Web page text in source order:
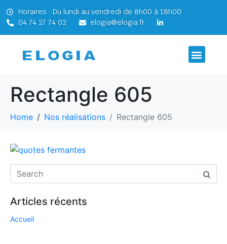
Horaires : Du lundi au vendredi de 8h00 à 18h00
04 74 27 74 02
elogia@elogia.fr
Rectangle 605
Home Nos réalisations Rectangle 605
Articles récents
Accueil